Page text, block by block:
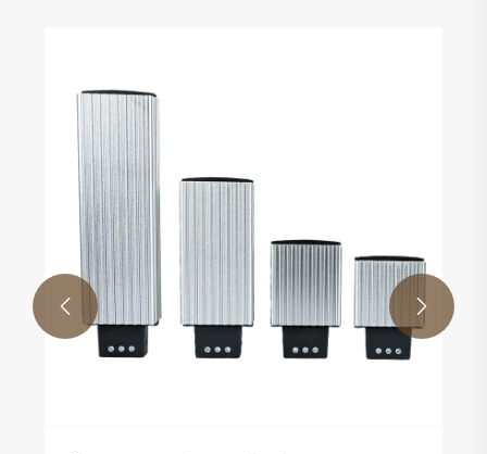
LSY şişmə şkaf cərəyan transformatoru enerji
sisteminin təhlükəsizliyini və dəqiqliyini necə
artırır
Ətraflı Baxın >>
 